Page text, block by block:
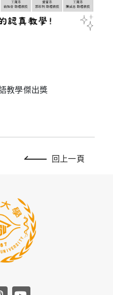
教學傑出獎
回上一頁